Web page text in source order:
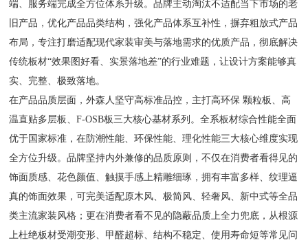
端、服务端完成全方位体系升级。品牌主动淘汰不适配当下市场的老
旧产品，优化产品品类结构，强化产品体系互补性，摒弃粗放式产品
布局，专注打磨适配现代家装审美与落地需求的优质产品，彻底解决
传统板材“效果图好看、实景落地差”的行业难题，让设计方案能够真
实、完整、极致落地。
在产品品质层面，外森人坚守高标准品控，主打高环保 颗粒板、高
温直贴多层板、F-OSB板三大核心基材系列。全系板材综合性能全面
优于国家标准，在防潮性能、环保性能、理化性能三大核心维度实现
全方位升级。品牌坚持内外兼修的品质原则，不仅在消费者看得见的
饰面质感、花色颜值、触摸手感上精雕细琢，拥有丰富多样、纹理逼
真的饰面效果，可完美适配原木风、极简风、轻奢风、新中式等全品
类主流家装风格；更在消费者看不见的隐蔽品质上全力兜底，从根源
上杜绝板材受潮变形、甲醛超标、结构不稳定、使用寿命短等常见问